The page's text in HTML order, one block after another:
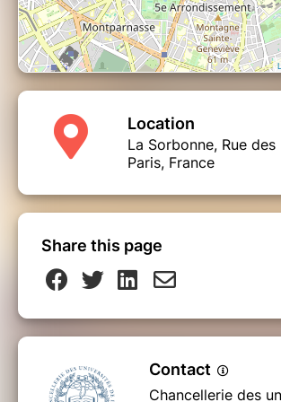
Location
La Sorbonne, Rue des
Paris, France
Share this page
Contact
Chancellerie des